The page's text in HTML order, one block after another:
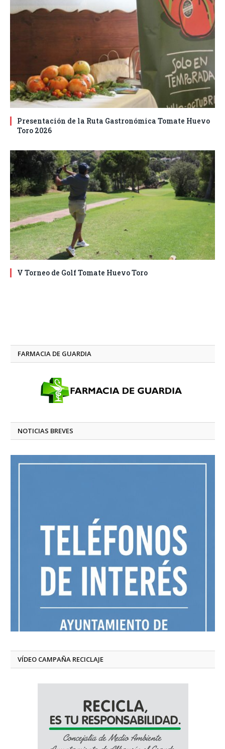
Presentación de la Ruta Gastronómica Tomate Huevo
Toro 2026
V Torneo de Golf Tomate Huevo Toro
FARMACIA DE GUARDIA
NOTICIAS BREVES
VÍDEO CAMPAÑA RECICLAJE